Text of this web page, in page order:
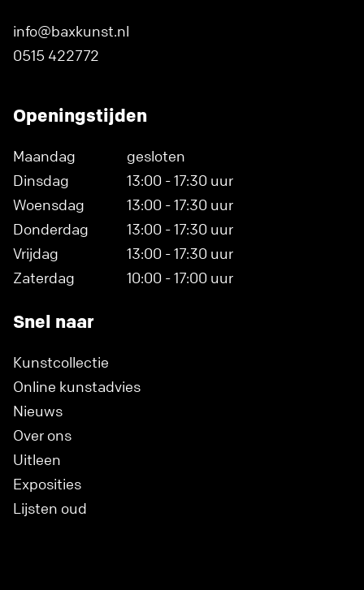
info@baxkunst.nl
0515 422772
Openingstijden
Maandag
gesloten
Dinsdag
13:00 - 17:30 uur
Woensdag
13:00 - 17:30 uur
Donderdag
13:00 - 17:30 uur
Vrijdag
13:00 - 17:30 uur
Zaterdag
10:00 - 17:00 uur
Snel naar
Kunstcollectie
Online kunstadvies
Nieuws
Over ons
Uitleen
Exposities
Lijsten oud